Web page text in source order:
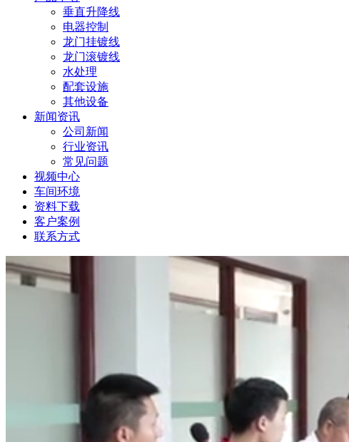
垂直升降线
电器控制
龙门挂镀线
龙门滚镀线
水处理
配套设施
其他设备
新闻资讯
公司新闻
行业资讯
常见问题
视频中心
车间环境
资料下载
客户案例
联系方式